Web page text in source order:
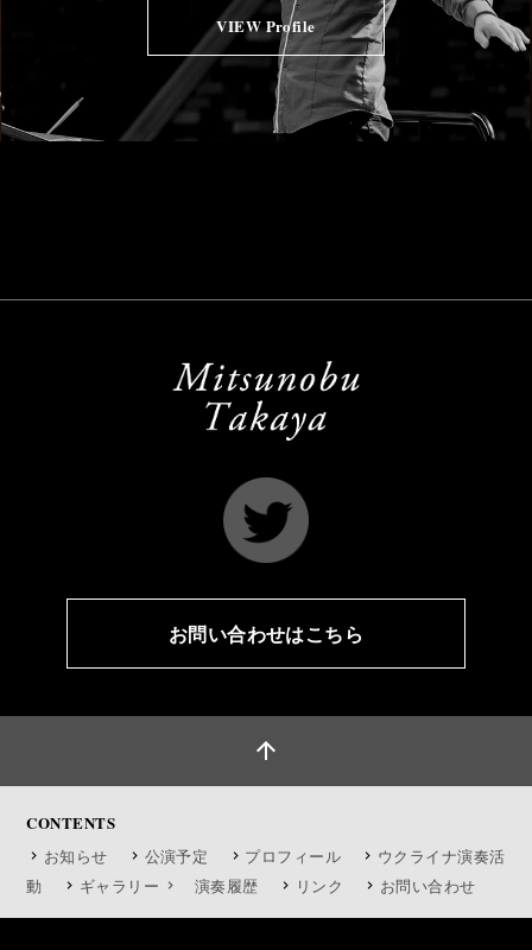
VIEW Profile
お問い合わせはこちら
arrow_upward
CONTENTS
お知らせ 公演予定 プロフィール
ウクライナ演奏活
動
ギャラリー 演奏履歴 リンク お問い合わせ